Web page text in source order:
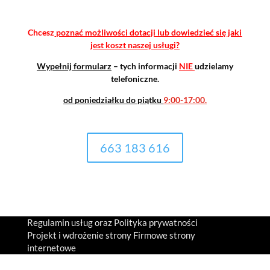
Chcesz poznać możliwości dotacji lub dowiedzieć się jaki
jest koszt naszej usługi?
Wypełnij formularz– tych informacji NIEudzielamy
telefoniczne.
od poniedziałku do piątku 9:00-17:00.
663 183 616
Regulamin usługoraz Polityka prywatności
Projekt i wdrożenie strony Firmowe strony
internetowe